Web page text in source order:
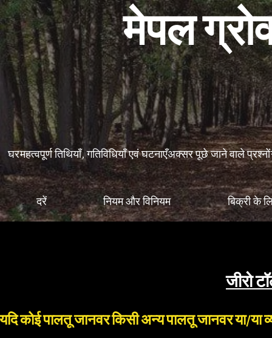
मेपल
घरमहत्वपूर्ण तिथियाँ, गतिविधियाँ एवं घटनाएँअक्सर पूछे जाने वाले प्रश्नों
दरें नियम और विनियम बिक्री के
जीरो
यदि कोई पालतू जानवर किसी अन्य पालतू जानवर या/या